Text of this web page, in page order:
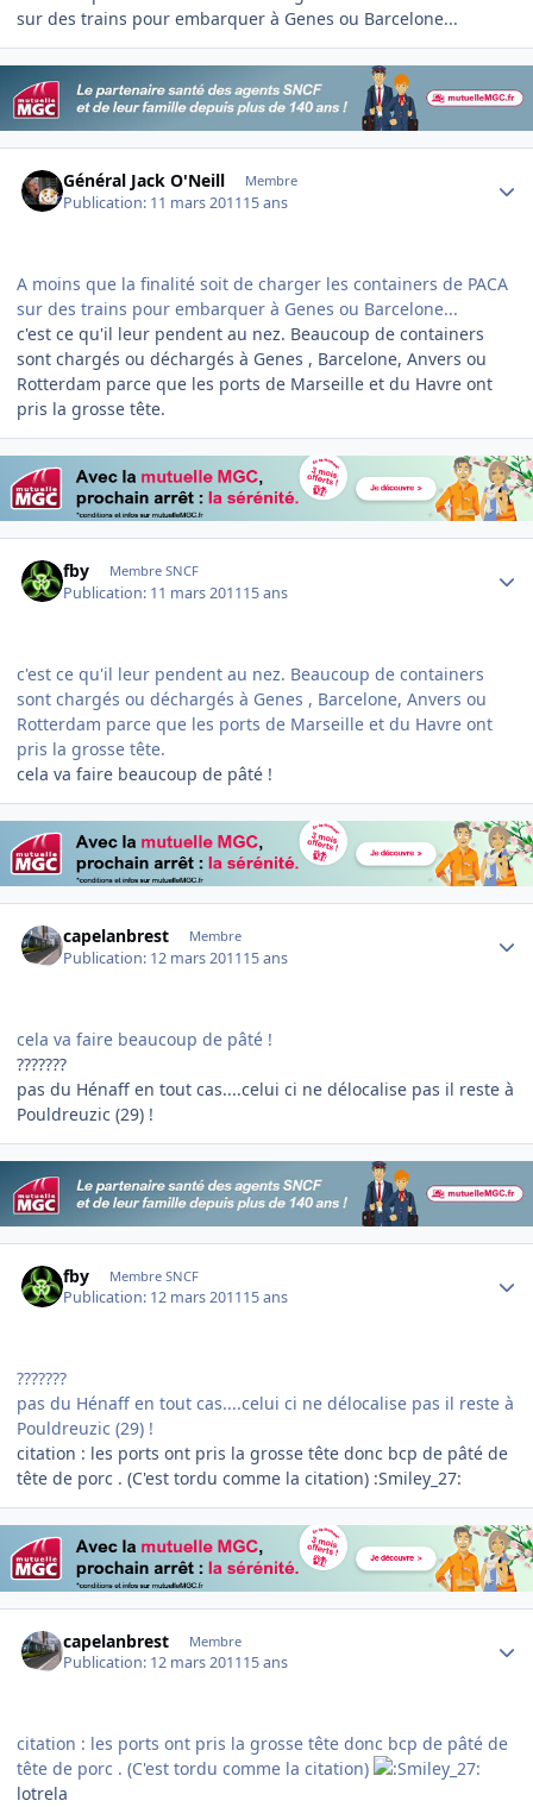
sur des trains pour embarquer à Genes ou Barcelone...
Général Jack O'Neill Membre
Publication: 11 mars 201115 ans
A moins que la finalité soit de charger les containers de PACA
sur des trains pour embarquer à Genes ou Barcelone...
c'est ce qu'il leur pendent au nez. Beaucoup de containers
sont chargés ou déchargés à Genes , Barcelone, Anvers ou
Rotterdam parce que les ports de Marseille et du Havre ont
pris la grosse tête.
fby Membre SNCF
Publication: 11 mars 201115 ans
c'est ce qu'il leur pendent au nez. Beaucoup de containers
sont chargés ou déchargés à Genes , Barcelone, Anvers ou
Rotterdam parce que les ports de Marseille et du Havre ont
pris la grosse tête.
cela va faire beaucoup de pâté !
capelanbrest Membre
Publication: 12 mars 201115 ans
cela va faire beaucoup de pâté !
???????
pas du Hénaff en tout cas....celui ci ne délocalise pas il reste à
Pouldreuzic (29) !
fby Membre SNCF
Publication: 12 mars 201115 ans
???????
pas du Hénaff en tout cas....celui ci ne délocalise pas il reste à
Pouldreuzic (29) !
citation : les ports ont pris la grosse tête donc bcp de pâté de
tête de porc . (C'est tordu comme la citation) :Smiley_27:
capelanbrest Membre
Publication: 12 mars 201115 ans
citation : les ports ont pris la grosse tête donc bcp de pâté de
tête de porc . (C'est tordu comme la citation)
lotrela